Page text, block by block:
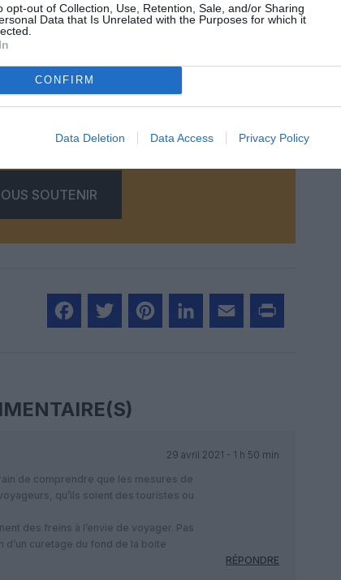
opt-out of Collection, Use, Retention, Sale, and/or Sharing
Data that Is Unrelated with the Purposes for which it
CONFIRM
Data Deletion Data Access Privacy Policy
nous, faites un don !
SOUTENIR
29 avril 2021 - 1 h 50 min
de comprendre que les mesures de
qu’ils soient des touristes ou
des freins à l’envie de voyager. Pas
d’un curetage du fond de la boite
RÉPONDRE